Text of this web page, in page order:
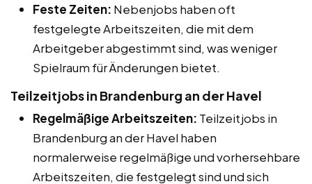
Feste Zeiten: Nebenjobs haben oft
festgelegte Arbeitszeiten, die mit dem
Arbeitgeber abgestimmt sind, was weniger
Spielraum für Änderungen bietet.
Teilzeitjobs in Brandenburg an der Havel
Regelmäßige Arbeitszeiten: Teilzeitjobs in
Brandenburg an der Havel haben
normalerweise regelmäßige und vorhersehbare
Arbeitszeiten, die festgelegt sind und sich